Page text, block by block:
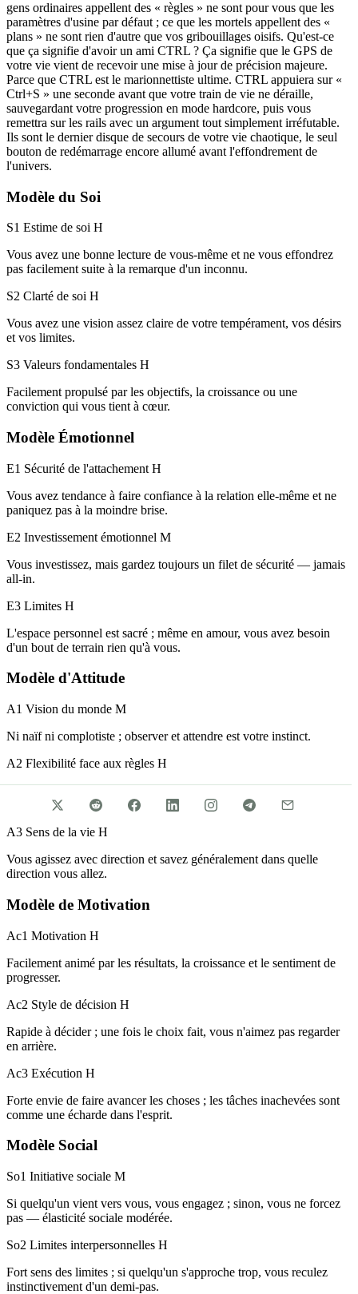
gens ordinaires appellent des « règles » ne sont pour vous que les
paramètres d'usine par défaut ; ce que les mortels appellent des «
plans » ne sont rien d'autre que vos gribouillages oisifs. Qu'est-ce
que ça signifie d'avoir un ami CTRL ? Ça signifie que le GPS de
votre vie vient de recevoir une mise à jour de précision majeure.
Parce que CTRL est le marionnettiste ultime. CTRL appuiera sur «
Ctrl+S » une seconde avant que votre train de vie ne déraille,
sauvegardant votre progression en mode hardcore, puis vous
remettra sur les rails avec un argument tout simplement irréfutable.
Ils sont le dernier disque de secours de votre vie chaotique, le seul
bouton de redémarrage encore allumé avant l'effondrement de
l'univers.
Modèle du Soi
S1 Estime de soi H
Vous avez une bonne lecture de vous-même et ne vous effondrez
pas facilement suite à la remarque d'un inconnu.
S2 Clarté de soi H
Vous avez une vision assez claire de votre tempérament, vos désirs
et vos limites.
S3 Valeurs fondamentales H
Facilement propulsé par les objectifs, la croissance ou une
conviction qui vous tient à cœur.
Modèle Émotionnel
E1 Sécurité de l'attachement H
Vous avez tendance à faire confiance à la relation elle-même et ne
paniquez pas à la moindre brise.
E2 Investissement émotionnel M
Vous investissez, mais gardez toujours un filet de sécurité — jamais
all-in.
E3 Limites H
L'espace personnel est sacré ; même en amour, vous avez besoin
d'un bout de terrain rien qu'à vous.
Modèle d'Attitude
A1 Vision du monde M
Ni naïf ni complotiste ; observer et attendre est votre instinct.
A2 Flexibilité face aux règles H
plutôt qu'improviser.
A3 Sens de la vie H
Vous agissez avec direction et savez généralement dans quelle
direction vous allez.
Modèle de Motivation
Ac1 Motivation H
Facilement animé par les résultats, la croissance et le sentiment de
progresser.
Ac2 Style de décision H
Rapide à décider ; une fois le choix fait, vous n'aimez pas regarder
en arrière.
Ac3 Exécution H
Forte envie de faire avancer les choses ; les tâches inachevées sont
comme une écharde dans l'esprit.
Modèle Social
So1 Initiative sociale M
Si quelqu'un vient vers vous, vous engagez ; sinon, vous ne forcez
pas — élasticité sociale modérée.
So2 Limites interpersonnelles H
Fort sens des limites ; si quelqu'un s'approche trop, vous reculez
instinctivement d'un demi-pas.